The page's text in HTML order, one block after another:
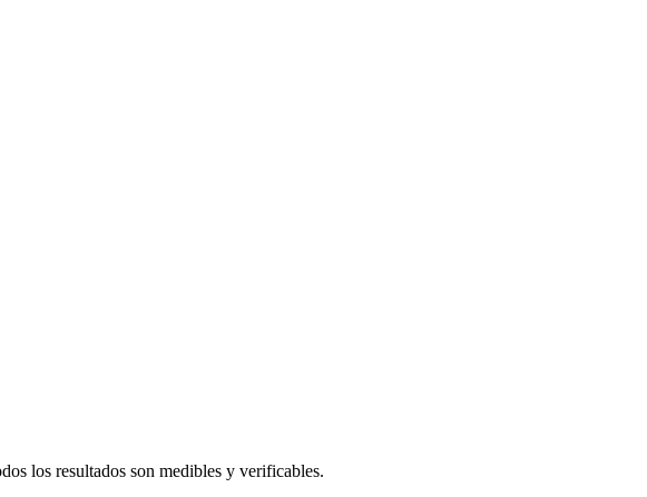
los resultados son medibles y verificables.